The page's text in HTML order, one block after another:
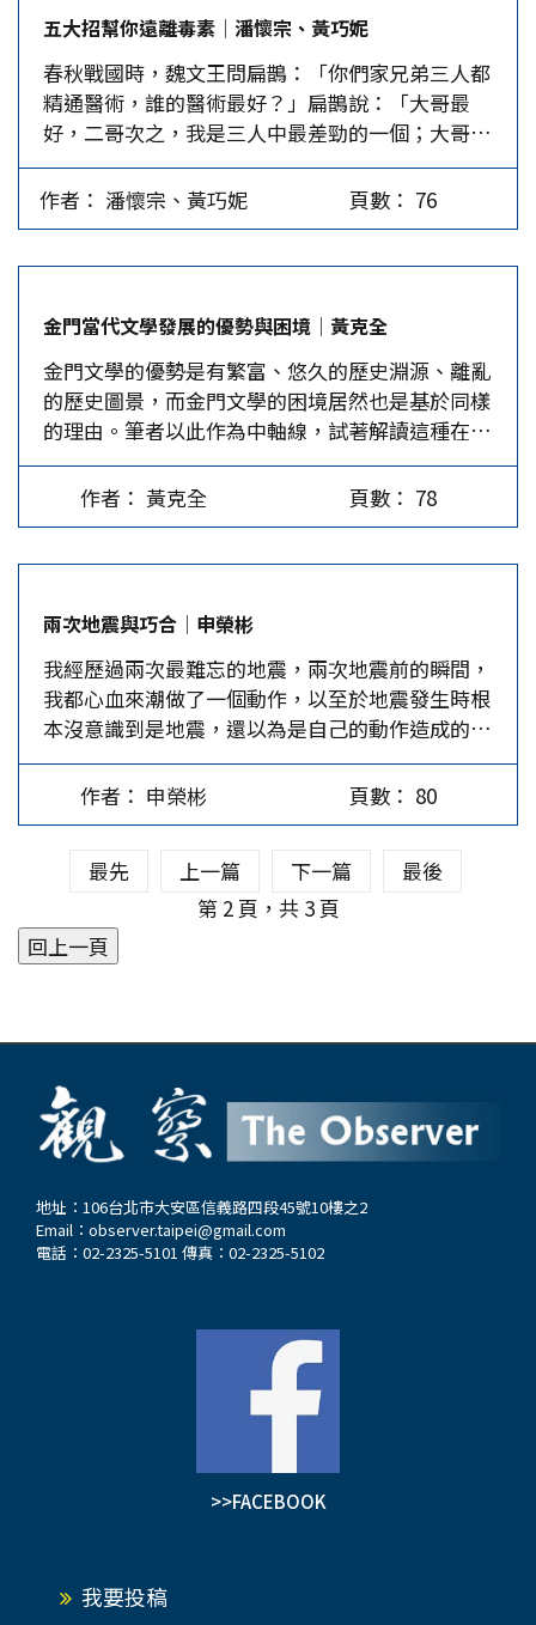
的三十年代文學一律禁錮，不得持有與閱讀，否則
就有牢獄之災。在明史論著方面，1949年以前批判
明代黑暗面的史著，如吳晗的《朱元璋傳》、李文
治的《晚明民變》、丁易的《明代特務政治》等均
不再流通。當時台灣文史界幾乎無書可讀，人稱為
「文化沙漠」。…
五大招幫你遠離毒素│潘懷宗、黃巧妮
春秋戰國時，魏文王問扁鵲：「你們家兄弟三人都
精通醫術，誰的醫術最好？」扁鵲說：「大哥最
好，二哥次之，我是三人中最差勁的一個；大哥治
病是在病情發作之前，那時候病人根本不覺得自己
有病，大哥就能洞察機先，防範疾病於未然。二哥
治病是在大病初起時，病人雖覺得痛苦但都能治
中寥寥數人，就被說成是活菩薩，但其實預防疾病
才是王道。」魏文王這才恍然大悟，求教預防之
道。以下是現代預防疾病的五大招數。 第一招：
喝最乾淨的水 身體的構造有70%是水，我們每天
要喝入大約2000cc的水，所以避免喝到遭污染的
水最重要，方法是：(1)若經濟狀況許可，可以在
家中自來水加裝濾水器，並注意定期更換濾心。如
有水塔，須定時清洗，並加鎖加蓋。(2)自來水煮
喝、不買瓶裝水，因裡面有超級多的塑膠微粒。
(4)外出時自備不鏽鋼水壺，環保又健康。 第二
招：降低空氣污染 人只喝水大概能活30天左右，
但如果不呼吸幾分鐘後就會死亡。一天吸入的空氣
大約10立方公尺，相當於30個浴缸大小的量。污染
的空氣會導致過敏性疾病、呼吸道疾病、心臟血管
疾病及癌症等。呼吸新鮮空氣的方法有：(1)隨時
關注空氣品質指標(AQI)，可在環境部的空氣品質
監測網(https://airtw.epa.gov.tw/)或手機下載的
APP…
作者： 潘懷宗、黃巧妮 頁數： 76
金門當代文學發展的優勢與困境│黃克全
金門文學的優勢是有繁富、悠久的歷史淵源、離亂
的歷史圖景，而金門文學的困境居然也是基於同樣
的理由。筆者以此作為中軸線，試著解讀這種在邏
輯上不可證偽的悖論，或說詭局。 金門文風鼎盛
開化較早 根據清代《金門志》記載，晉代共有
蘇、陳、吳、蔡、呂、顏6姓家族因躲避戰禍移居
呂、劉、洪、林、蕭12姓隨陳淵入島開墾。金門黃
姓宗族是從河南固始南遷泉州，再到同安，再渡海
到金門。 金門各姓氏日後再播遷各地，包括台灣
或南洋，如康熙年間王世傑到竹塹開墾，乾隆年間
鄭用錫父親鄭崇和到苗栗，生下鄭用錫，又搬到新
竹竹塹。清道光年間開澎進士蔡廷蘭到澎湖。台灣
在清代的幾個著名書院的主講人是金門人，如淡水
廳的明志書院是鄭用錫，澎湖文石書院山漲是金門
清代舉人林豪，還有幾處地方誌的主撰者也是金門
人。文風鼎盛、開化較早的金門稱得上是台灣文化
作者： 黃克全 頁數： 78
兩次地震與巧合│申榮彬
我經歷過兩次最難忘的地震，兩次地震前的瞬間，
我都心血來潮做了一個動作，以至於地震發生時根
本沒意識到是地震，還以為是自己的動作造成的，
等明白是地震時，我覺得地震就像是個促狹鬼，潛
伏在附近窺伺著我，看到時機來了，便突然跳出來
惡作劇。 在鄭州被汶川大地震震到 第一次是四川
汶川大地震，發生在2008年5月12日下午2點28
分，幾分鐘後地震波傳到鄭州。當時我在鄭州四層
樓的房間裡桌子前，突然覺得頭暈。心裡這麼想著
便直起身子，想躺到床上休息一下。剛直起身子，
手還沒離開桌面，發現桌子劇烈地晃動著。我用力
也搖擺起來。我看了一下窗口，窗子關著沒風，這
才意識到是地震了，急忙跳起來，向樓下奔去。
樓下大廳裡有人叫道：「地震了！」另一個聲音笑
震…」，「真的地震了，我沒騙你！」同時一群人
朝大門口跑去。我跟著他們跑了出去。 外面人
影、叫聲一片。他們都是剛從各個樓房裡跑出來
群聚在一起，心有餘悸地講述著剛才的經歷，一邊
不安地抬頭看著身邊的樓房。…
作者： 申榮彬 頁數： 80
最先 上一篇 下一篇
最後
第 2 頁，共 3 頁
地址：106台北市大安區信義路四段45號10樓之2
Email： observer.taipei@gmail.com
電話：02-2325-5101 傳真：02-2325-5102
>>FACEBOOK
我要投稿